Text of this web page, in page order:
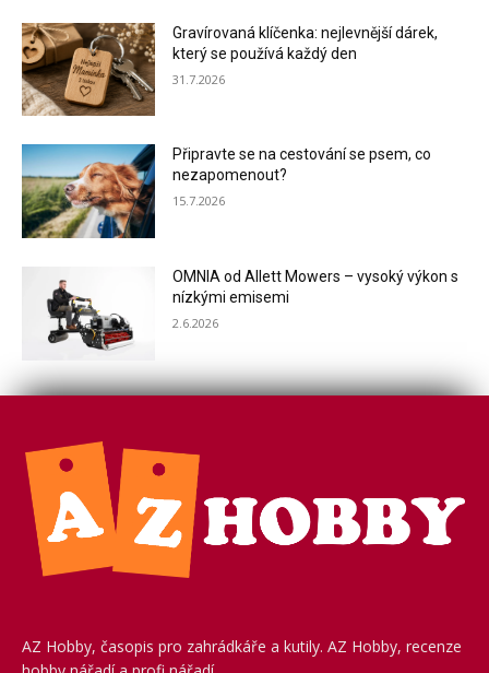
Gravírovaná klíčenka: nejlevnější dárek,
který se používá každý den
31.7.2026
Připravte se na cestování se psem, co
nezapomenout?
15.7.2026
OMNIA od Allett Mowers – vysoký výkon s
nízkými emisemi
2.6.2026
AZ Hobby, časopis pro zahrádkáře a kutily. AZ Hobby, recenze